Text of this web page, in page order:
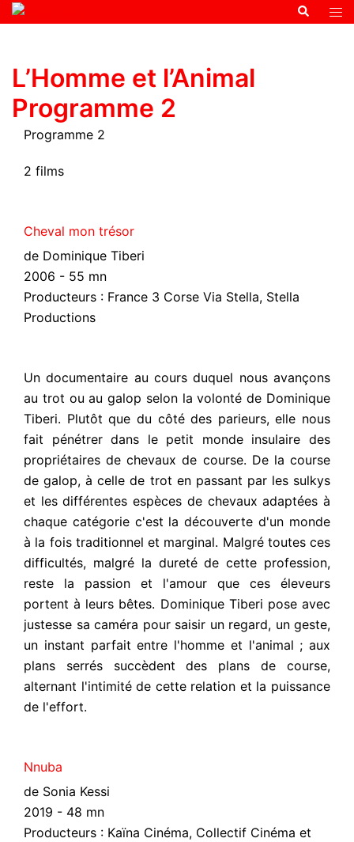
L’Homme et l’Animal
Programme 2
Programme 2
2 films
Cheval mon trésor
de Dominique Tiberi
2006 - 55 mn
Producteurs : France 3 Corse Via Stella, Stella
Productions
Un documentaire au cours duquel nous avançons
au trot ou au galop selon la volonté de Dominique
Tiberi. Plutôt que du côté des parieurs, elle nous
fait pénétrer dans le petit monde insulaire des
propriétaires de chevaux de course. De la course
de galop, à celle de trot en passant par les sulkys
et les différentes espèces de chevaux adaptées à
chaque catégorie c'est la découverte d'un monde
à la fois traditionnel et marginal. Malgré toutes ces
difficultés, malgré la dureté de cette profession,
reste la passion et l'amour que ces éleveurs
portent à leurs bêtes. Dominique Tiberi pose avec
justesse sa caméra pour saisir un regard, un geste,
un instant parfait entre l'homme et l'animal ; aux
plans serrés succèdent des plans de course,
alternant l'intimité de cette relation et la puissance
de l'effort.
Nnuba
de Sonia Kessi
2019 - 48 mn
Producteurs : Kaïna Cinéma, Collectif Cinéma et